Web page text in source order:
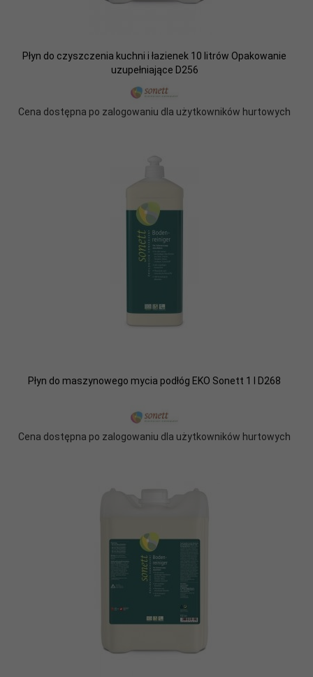
Płyn do czyszczenia kuchni i łazienek 10 litrów Opakowanie
uzupełniające D256
Cena dostępna po zalogowaniu dla użytkowników hurtowych
Płyn do maszynowego mycia podłóg EKO Sonett 1 l D268
Cena dostępna po zalogowaniu dla użytkowników hurtowych